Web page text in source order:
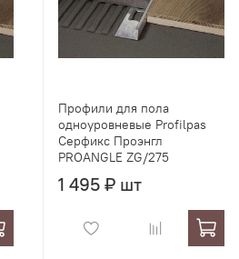
Профили для пола
одноуровневые Profilpas
Серфикс Проэнгл
PROANGLE ZG/275
1 495 ₽ шт